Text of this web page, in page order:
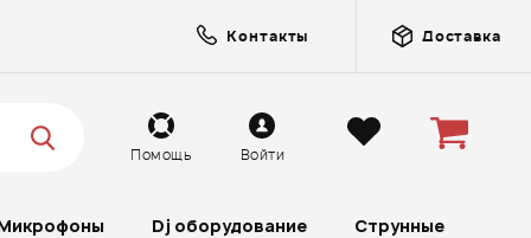
Контакты Доставка
Помощь Войти
Dj оборудование Струнные